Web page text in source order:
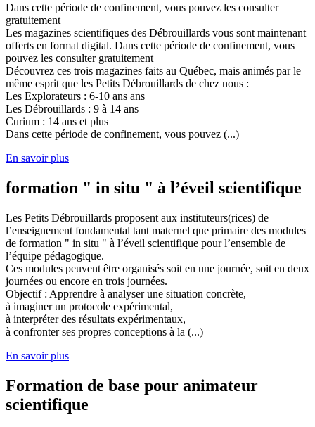
Dans cette période de confinement, vous pouvez les consulter
gratuitement
Les magazines scientifiques des Débrouillards vous sont maintenant
offerts en format digital. Dans cette période de confinement, vous
pouvez les consulter gratuitement
Découvrez ces trois magazines faits au Québec, mais animés par le
même esprit que les Petits Débrouillards de chez nous :
Les Explorateurs : 6-10 ans ans
Les Débrouillards : 9 à 14 ans
Curium : 14 ans et plus
Dans cette période de confinement, vous pouvez (...)
En savoir plus
formation " in situ " à l’éveil scientifique
Les Petits Débrouillards proposent aux instituteurs(rices) de
l’enseignement fondamental tant maternel que primaire des modules
de formation " in situ " à l’éveil scientifique pour l’ensemble de
l’équipe pédagogique.
Ces modules peuvent être organisés soit en une journée, soit en deux
journées ou encore en trois journées.
Objectif : Apprendre à analyser une situation concrète,
à imaginer un protocole expérimental,
à interpréter des résultats expérimentaux,
à confronter ses propres conceptions à la (...)
En savoir plus
Formation de base pour animateur
scientifique